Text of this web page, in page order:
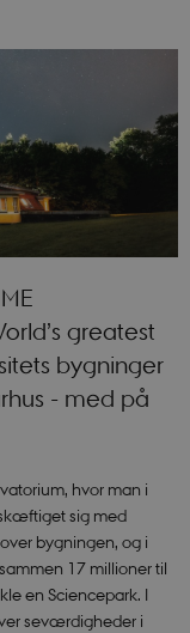
greatest
bygninger
- med på
hvor man i
sig med
bygningen, og i
17 millioner til
en Sciencepark. I
seværdigheder i